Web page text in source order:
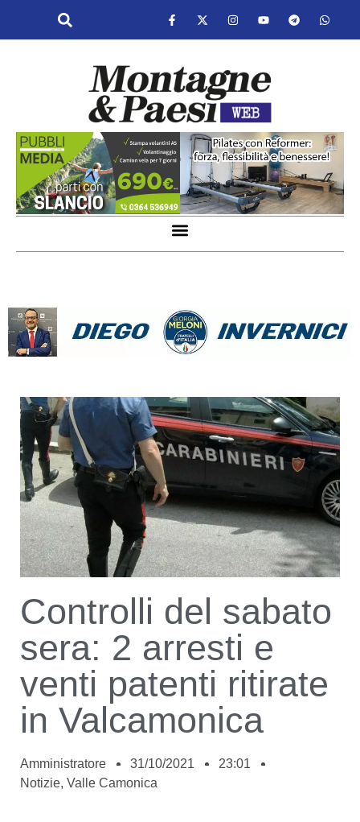
Controlli del sabato
sera: 2 arresti e
venti patenti ritirate
in Valcamonica
Amministratore 31/10/2021
23:01
Notizie, Valle Camonica